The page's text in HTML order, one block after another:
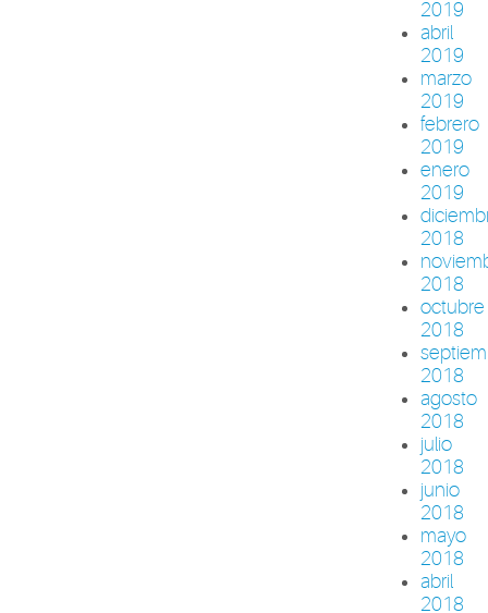
2019
abril
2019
marzo
2019
febrero
2019
enero
2019
2018
2018
octubre
2018
2018
agosto
2018
julio
2018
junio
2018
mayo
2018
abril
2018